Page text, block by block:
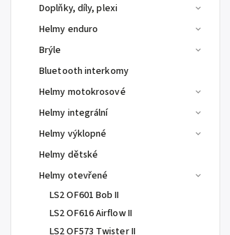
Doplňky, díly, plexi
Helmy enduro
Brýle
Bluetooth interkomy
Helmy motokrosové
Helmy integrální
Helmy výklopné
Helmy dětské
Helmy otevřené
LS2 OF601 Bob II
LS2 OF616 Airflow II
LS2 OF573 Twister II